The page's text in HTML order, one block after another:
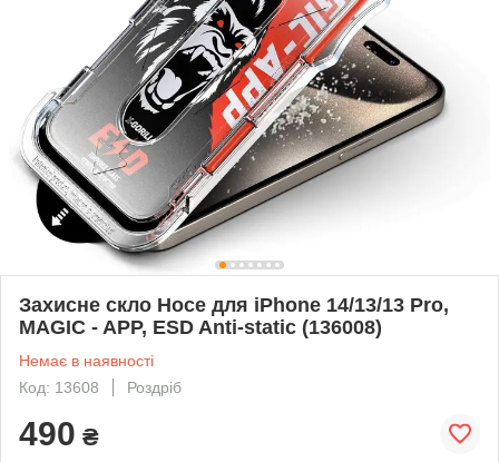
Захисне скло Hoce для iPhone 14/13/13 Pro,
MAGIC - APP, ESD Anti-static (136008)
Немає в наявності
Код: 13608
Роздріб
490 ₴